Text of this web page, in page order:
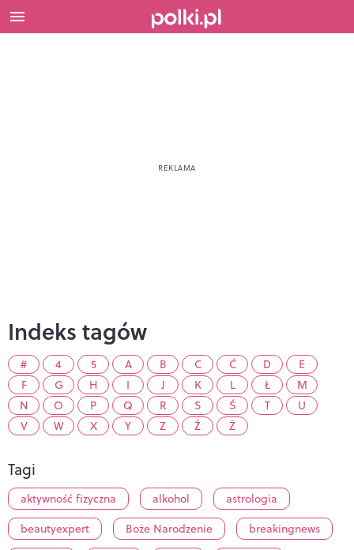
Indeks tagów
# 4 5 A B C Ć D
E
F
G H I J K L Ł
M
N
O P Q R S Ś T
U
V
W X Y Z Ź Ż
Tagi
aktywność fizyczna alkohol
astrologia
beautyexpert
Boże Narodzenie
breakingnews